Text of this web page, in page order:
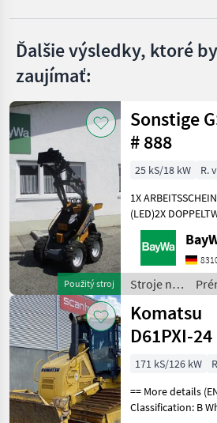
Ďalšie výsledky, ktoré
zaujímať:
Použitý stroj
Sonstige
# 888
25 kS/18 kW
R.
1X
(LED)2X
UNTER DER
Moderner Kubota
Typ
Stroje na
stavbu /
Sonstige
Komatsu
D61PXI-24
171 kS/126 kW
== More details
Classification: B